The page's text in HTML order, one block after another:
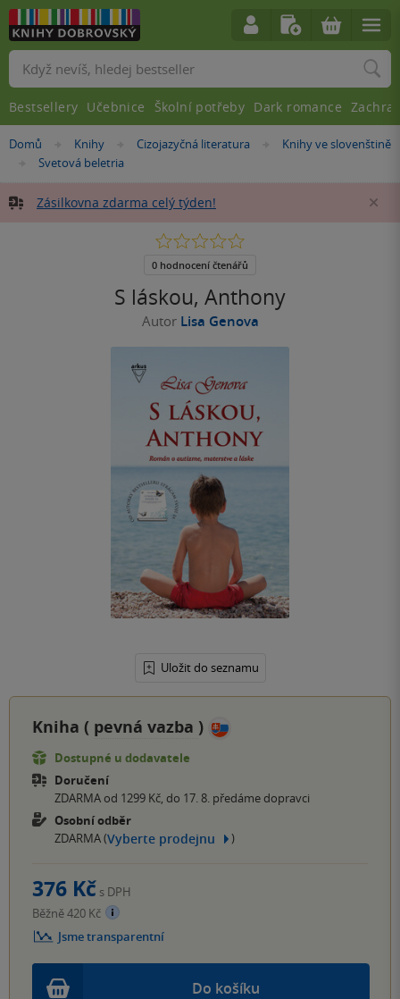
Nacházíte
Domů »Knihy »Cizojazyčná literatura »
Knihy ve slovenštině
»
Svetová beletria
Zásilkovna zdarma celý týden!
S láskou, Anthony
Autor Lisa Genova
Uložit do seznamu
0.0
5
0 hodnocení čtenářů
Kniha ( pevná vazba )
Dostupné u dodavatele
Doručení
ZDARMA od 1299 Kč, do 17. 8. předáme dopravci
Osobní odběr
ZDARMA (Vyberte prodejnu )
Do košíku
376 Kč s DPH
Běžně 420 Kč
Jsme transparentní
Vyhledávání
Bestsellery Učebnice Školní potřeby Dark romance